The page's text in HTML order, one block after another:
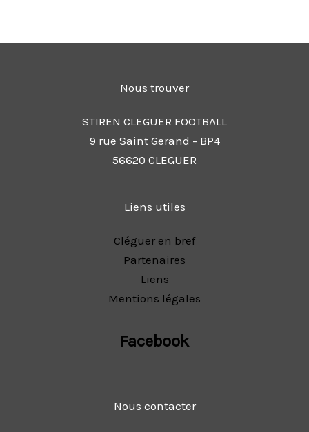
Nous trouver
STIREN CLEGUER FOOTBALL
9 rue Saint Gerand - BP4
56620 CLEGUER
Liens utiles
Cléguer en bref
Partenaires
Liens
Mentions légales
Facebook
Nous contacter